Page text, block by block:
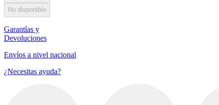
No disponible
Garantías y
Devoluciones
Envíos a nivel nacional
¿Necesitas ayuda?